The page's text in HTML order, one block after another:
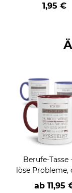
1,95 €
Berufe-Tasse
löse Probleme,
nicht
ab 11,95